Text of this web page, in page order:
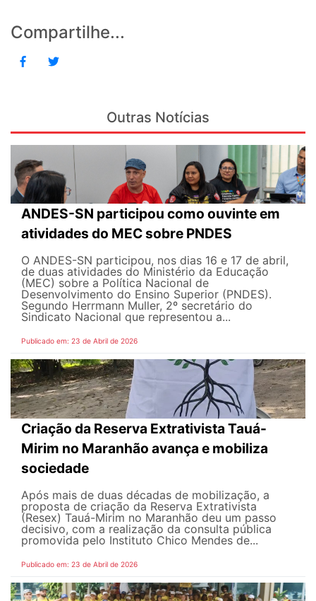
Compartilhe...
Outras Notícias
ANDES-SN participou como ouvinte em
atividades do MEC sobre PNDES
O ANDES-SN participou, nos dias 16 e 17 de abril,
de duas atividades do Ministério da Educação
(MEC) sobre a Política Nacional de
Desenvolvimento do Ensino Superior (PNDES).
Segundo Herrmann Muller, 2º secretário do
Sindicato Nacional que representou a...
Publicado em: 23 de Abril de 2026
Criação da Reserva Extrativista Tauá-
Mirim no Maranhão avança e mobiliza
sociedade
Após mais de duas décadas de mobilização, a
proposta de criação da Reserva Extrativista
(Resex) Tauá-Mirim no Maranhão deu um passo
decisivo, com a realização da consulta pública
promovida pelo Instituto Chico Mendes de...
Publicado em: 23 de Abril de 2026